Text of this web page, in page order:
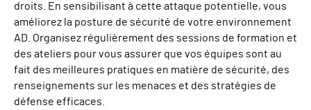
droits. En sensibilisant à cette attaque potentielle, vous
améliorez la posture de sécurité de votre environnement
AD. Organisez régulièrement des sessions de formation et
des ateliers pour vous assurer que vos équipes sont au
fait des meilleures pratiques en matière de sécurité, des
renseignements sur les menaces et des stratégies de
défense efficaces.